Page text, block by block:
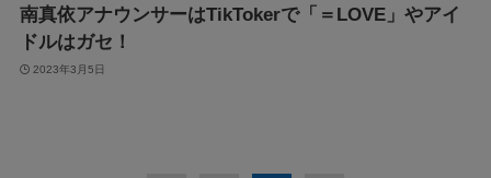
南真依アナウンサーはTikTokerで「＝LOVE」やアイ
ドルはガセ！
2023年3月5日